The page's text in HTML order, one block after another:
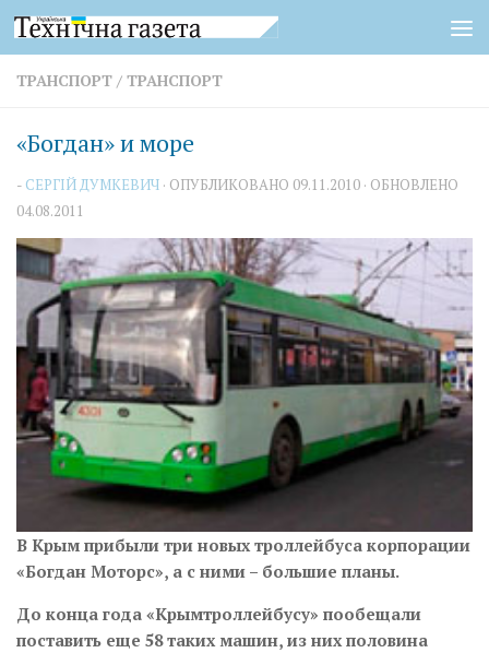
Перейти к содержимому
ТРАНСПОРТ / ТРАНСПОРТ
«Богдан» и море
- СЕРГІЙ ДУМКЕВИЧ · ОПУБЛИКОВАНО 09.11.2010 · ОБНОВЛЕНО
04.08.2011
В Крым прибыли три новых троллейбуса корпорации
«Богдан Моторс», а с ними – большие планы.
До конца года «Крымтроллейбусу» пообещали
поставить еще 58 таких машин, из них половина